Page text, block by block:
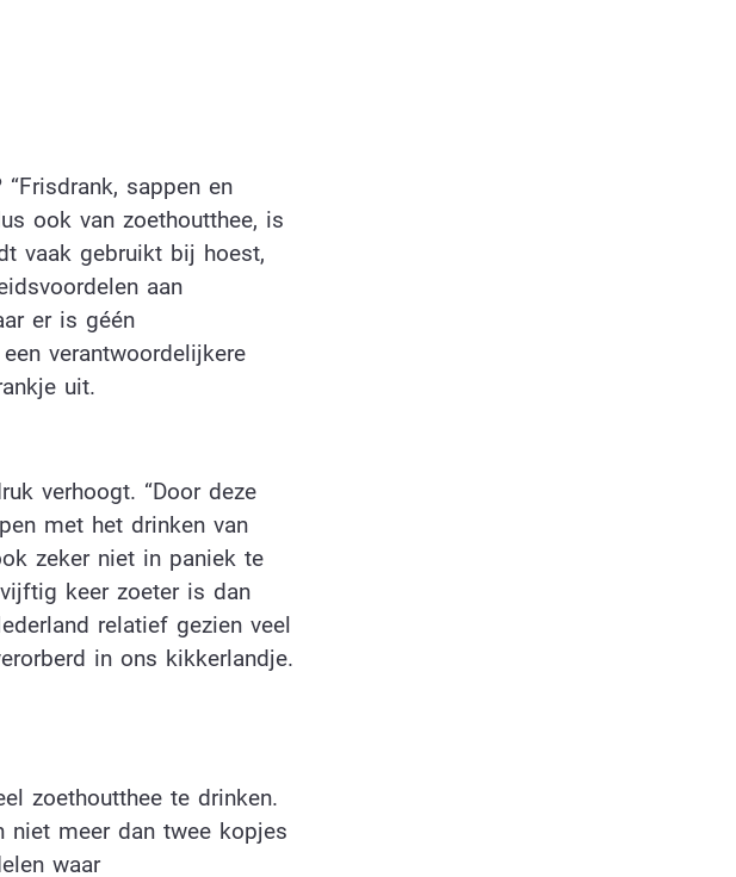
sappen en
ook van zoethoutthee, is
vaak gebruikt bij hoest,
aan
er is géén
verantwoordelijkere
uit.
verhoogt. “Door deze
met het drinken van
zeker niet in paniek te
keer zoeter is dan
relatief gezien veel
in ons kikkerlandje.
zoethoutthee te drinken.
niet meer dan twee kopjes
waar